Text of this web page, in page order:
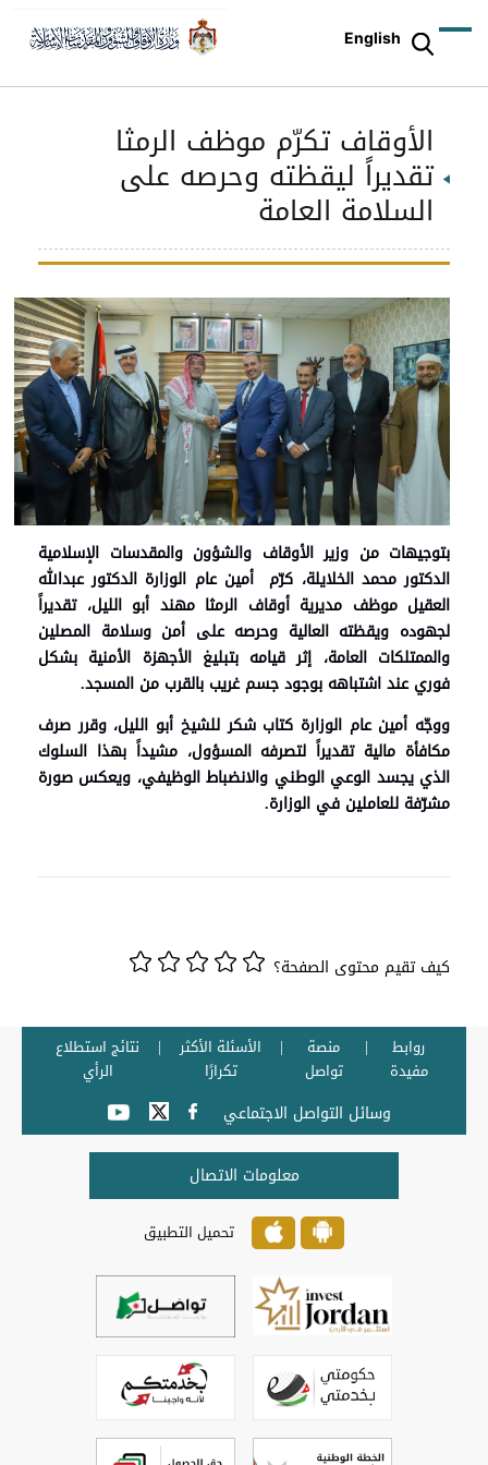
English
الأوقاف تكرّم موظف الرمثا
تقديراً ليقظته وحرصه على
السلامة العامة
بتوجيهات من وزير الأوقاف والشؤون والمقدسات الإسلامية
الدكتور محمد الخلايلة، كرّم أمين عام الوزارة الدكتور عبدالله
العقيل موظف مديرية أوقاف الرمثا مهند أبو الليل، تقديراً
لجهوده ويقظته العالية وحرصه على أمن وسلامة المصلين
والممتلكات العامة، إثر قيامه بتبليغ الأجهزة الأمنية بشكل
فوري عند اشتباهه بوجود جسم غريب بالقرب من المسجد.
ووجّه أمين عام الوزارة كتاب شكر للشيخ أبو الليل، وقرر صرف
مكافأة مالية تقديراً لتصرفه المسؤول، مشيداً بهذا السلوك
الذي يجسد الوعي الوطني والانضباط الوظيفي، ويعكس صورة
مشرّفة للعاملين في الوزارة.
كيف تقيم محتوى الصفحة؟
روابط
مفيدة
منصة
تواصل
الأسئلة الأكثر
تكرارًا
نتائج استطلاع
الرأي
وسائل التواصل الاجتماعي
معلومات الاتصال
تحميل التطبيق